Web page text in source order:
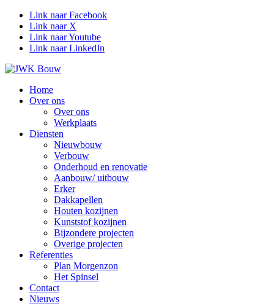
Link naar Facebook
Link naar X
Link naar Youtube
Link naar LinkedIn
Home
Over ons
Over ons
Werkplaats
Diensten
Nieuwbouw
Verbouw
Onderhoud en renovatie
Aanbouw/ uitbouw
Erker
Dakkapellen
Houten kozijnen
Kunststof kozijnen
Bijzondere projecten
Overige projecten
Referenties
Plan Morgenzon
Het Spinsel
Contact
Nieuws